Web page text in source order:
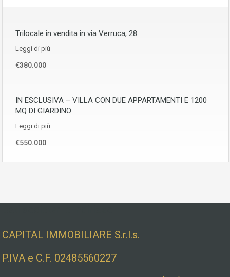
Trilocale in vendita in via Verruca, 28
Leggi di più
€380.000
IN ESCLUSIVA – VILLA CON DUE APPARTAMENTI E 1200
MQ DI GIARDINO
Leggi di più
€550.000
CAPITAL IMMOBILIARE S.r.l.s.
P.IVA e C.F. 02485560227